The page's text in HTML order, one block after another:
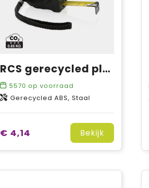
RCS gerecycled plastic 5M/19 mm rolmaat met stop knop
5570 op voorraad
Gerecycled ABS, Staal
€ 4,14 Bekijk